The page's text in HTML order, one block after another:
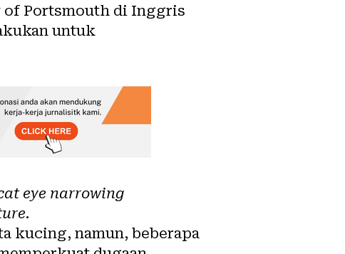
Portsmouth di Inggris
untuk
eye narrowing
.
kucing, namun, beberapa